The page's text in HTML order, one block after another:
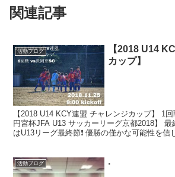
関連記事
活動ブログ
【2018 U14
カップ】
【2018 U14 KCY連盟 チャレンジカップ】 1
円宮杯JFA U13 サッカーリーグ京都2018】
はU13リーグ最終節❗️ 優勝の僅かな可能性を信
活動ブログ .